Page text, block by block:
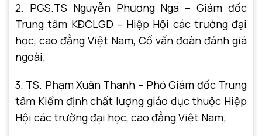
2. PGS.TS Nguyễn Phương Nga – Giám đốc
Trung tâm KĐCLGD – Hiệp Hội các trường đại
học, cao đẳng Việt Nam, Cố vấn đoàn đánh giá
ngoài;
3. TS. Phạm Xuân Thanh – Phó Giám đốc Trung
tâm Kiểm định chất lượng giáo dục thuộc Hiệp
Hội các trường đại học, cao đẳng Việt Nam;